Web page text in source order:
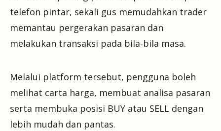
telefon pintar, sekali gus memudahkan trader
memantau pergerakan pasaran dan
melakukan transaksi pada bila-bila masa.
Melalui platform tersebut, pengguna boleh
melihat carta harga, membuat analisa pasaran
serta membuka posisi BUY atau SELL dengan
lebih mudah dan pantas.